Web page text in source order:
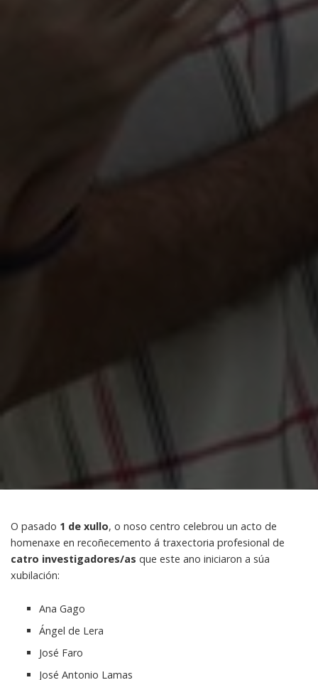
O pasado 1 de xullo, o noso centro celebrou un acto de
homenaxe en recoñecemento á traxectoria profesional de
catro investigadores/as que este ano iniciaron a súa
xubilación:
Ana Gago
Ángel de Lera
José Faro
José Antonio Lamas